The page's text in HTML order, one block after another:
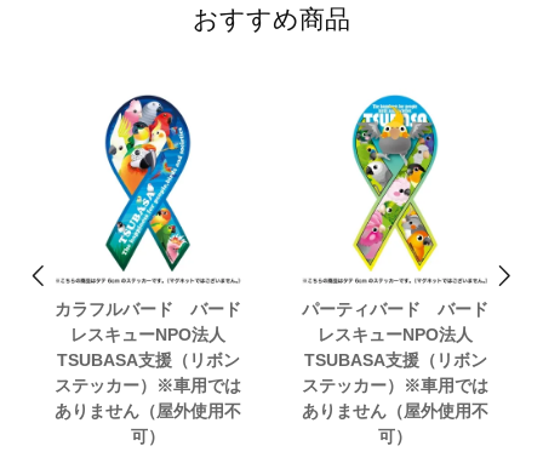
おすすめ商品
カラフルバード バード
レスキューNPO法人
TSUBASA支援（リボン
ステッカー）※車用では
ありません（屋外使用不
可）
パーティバード バード
レスキューNPO法人
TSUBASA支援（リボン
ステッカー）※車用では
ありません（屋外使用不
可）